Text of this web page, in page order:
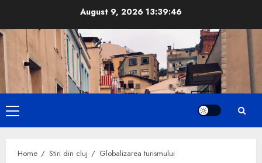
content
August 9, 202613:39:47
Primary
Menu
Home Stiri din cluj Globalizarea turismului